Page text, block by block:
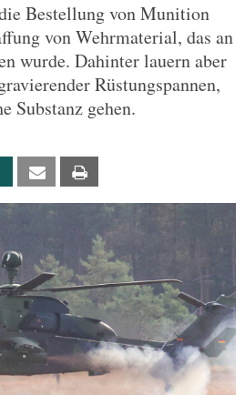
Bestellung von Munition
von Wehrmaterial, das an
wurde. Dahinter lauern aber
Rüstungspannen,
Substanz gehen.
Xing Email